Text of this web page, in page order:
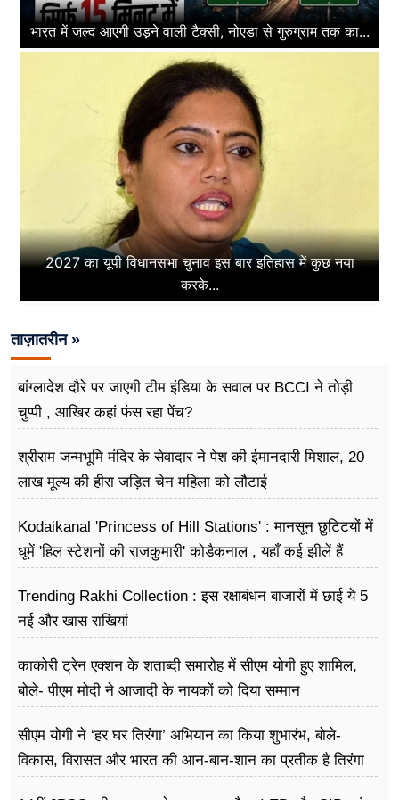
भारत में जल्द आएगी उड़ने वाली टैक्सी, नोएडा से गुरुग्राम तक का...
2027 का यूपी विधानसभा चुनाव इस बार इतिहास में कुछ नया
करके...
ताज़ातरीन »
बांग्लादेश दौरे पर जाएगी टीम इंडिया के सवाल पर BCCI ने तोड़ी
चुप्पी , आखिर कहां फंस रहा पेंच?
श्रीराम जन्मभूमि मंदिर के सेवादार ने पेश की ईमानदारी मिशाल, 20
लाख मूल्य की हीरा जड़ित चेन महिला को लौटाई
Kodaikanal 'Princess of Hill Stations' : मानसून छुटिटयों में
धूमें 'हिल स्टेशनों की राजकुमारी' कोडैकनाल , यहाँ कई झीलें हैं
Trending Rakhi Collection : इस रक्षाबंधन बाजारों में छाई ये 5
नई और खास राखियां
काकोरी ट्रेन एक्शन के शताब्दी समारोह में सीएम योगी हुए शामिल,
बोले- पीएम मोदी ने आजादी के नायकों को दिया सम्मान
सीएम योगी ने ‘हर घर तिरंगा’ अभियान का किया शुभारंभ, बोले-
विकास, विरासत और भारत की आन-बान-शान का प्रतीक है तिरंगा